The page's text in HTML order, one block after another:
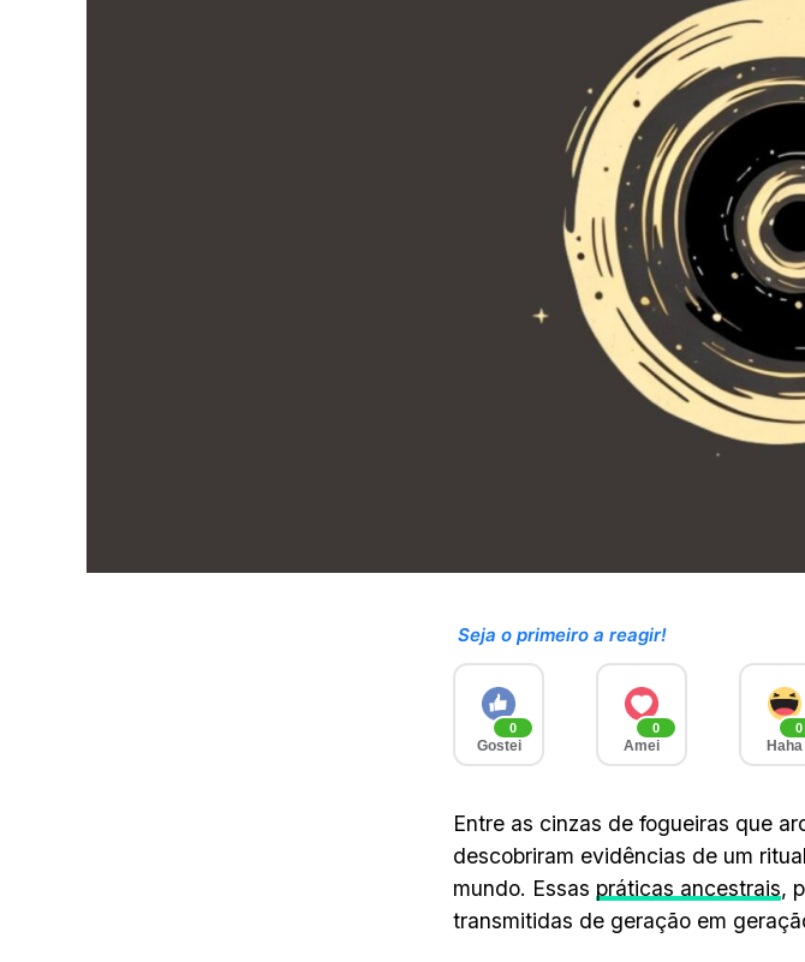
Seja o primeiro a reagir!
0
Gostei
0
Amei
0
Haha
Entre as cinzas de fogueiras que
descobriram evidências de um
mundo. Essas práticas ancestrais,
transmitidas de geração em